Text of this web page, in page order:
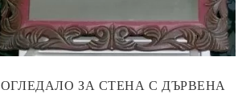
OГЛЕДАЛО ЗА СТЕНА С ДЪРВЕНА